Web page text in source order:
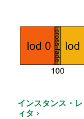
インスタンス・
ィタ